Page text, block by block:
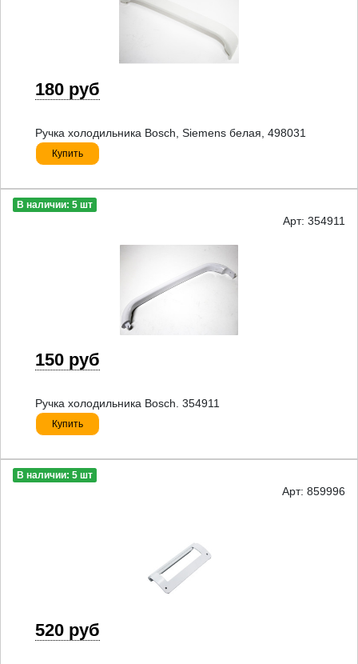
180 руб
Ручка холодильника Bosch, Siemens белая, 498031
Купить
В наличии: 5 шт
Арт: 354911
150 руб
Ручка холодильника Bosch. 354911
Купить
В наличии: 5 шт
Арт: 859996
520 руб